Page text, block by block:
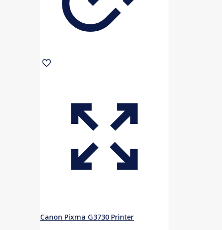
Canon Pixma G3730 Printer